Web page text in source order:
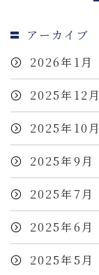
アーカイブ
2026年1月
2025年12月
2025年10月
2025年9月
2025年7月
2025年6月
2025年5月